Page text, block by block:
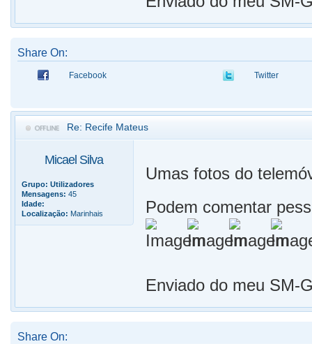
Share On:
Facebook Twitter
Re: Recife Mateus
Micael Silva
Grupo: Utilizadores
Mensagens: 45
Idade:
Localização: Marinhais
Umas fotos do
Podem comentar
Enviado do meu SM-
Share On: